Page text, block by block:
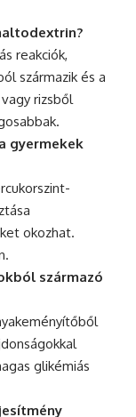
reakciók,
származik és a
rizsből
gyermekek
okozhat.
származó
glikémiás